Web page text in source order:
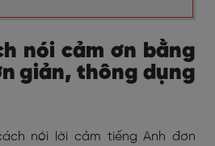
nói cảm ơn bằng
giản, thông dụng
nói lời cảm tiếng Anh đơn